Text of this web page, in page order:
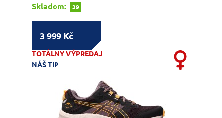
Skladom:
39
3 999 Kč
TOTÁLNY VÝPREDAJ
NÁŠ TIP